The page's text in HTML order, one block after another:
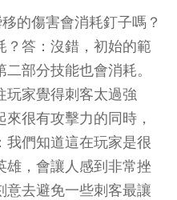
的傷害會消耗釘子嗎？
？答：沒錯，初始的範
部分技能也會消耗。
玩家覺得刺客太過強
很有攻擊力的同時，
我們知道這在玩家是很
雄，會讓人感到非常挫
意去避免一些刺客最讓